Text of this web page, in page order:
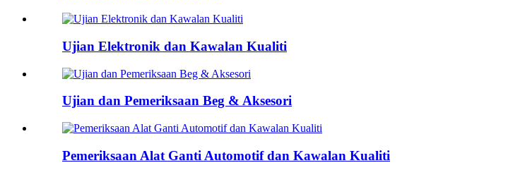
Ujian Elektronik dan Kawalan Kualiti
Ujian dan Pemeriksaan Beg & Aksesori
Pemeriksaan Alat Ganti Automotif dan Kawalan Kualiti